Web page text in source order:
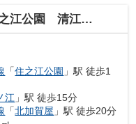
園 清江小学校区
「住之江公園 」駅 徒歩1
江 」駅 徒歩15分
「北加賀屋 」駅 徒歩20分